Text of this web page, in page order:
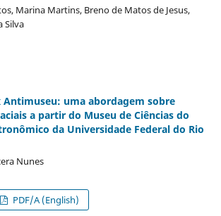
Marina Martins, Breno de Matos de Jesus,
Silva
Antimuseu: uma abordagem sobre
a partir do Museu de Ciências do
da Universidade Federal do Rio
Nunes
PDF/A (English)